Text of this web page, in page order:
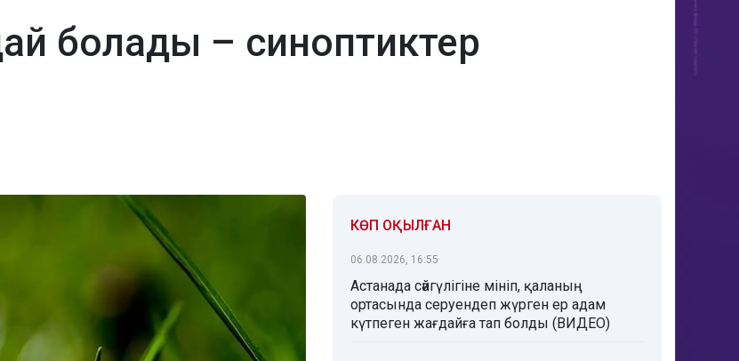
болады – синоптиктер
КӨП ОҚЫЛҒАН
06.08.2026, 16:55
Астанада сәйгүлігіне мініп, қаланың
ортасында серуендеп жүрген ер адам
күтпеген жағдайға тап болды (ВИДЕО)